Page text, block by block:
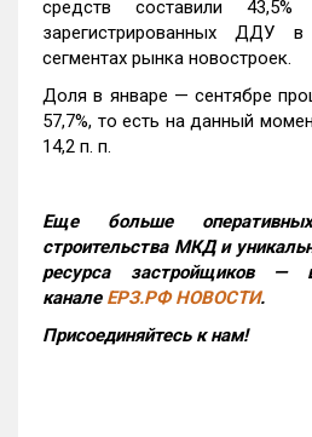
средств составили
зарегистрированных
сегментах рынка новостроек.
Доля в январе — сентябре
57,7%, то есть на данный
14,2 п. п.
Еще больше
строительства МКД и
ресурса застройщиков —
канале ЕРЗ.РФ НОВОСТИ.
Присоединяйтесь к нам!